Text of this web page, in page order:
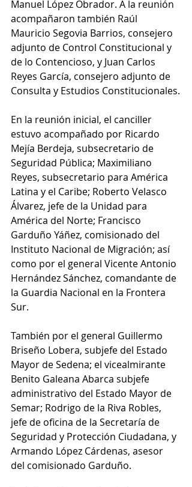
Manuel López Obrador. A la reunión
acompañaron también Raúl
Mauricio Segovia Barrios, consejero
adjunto de Control Constitucional y
de lo Contencioso, y Juan Carlos
Reyes García, consejero adjunto de
Consulta y Estudios Constitucionales.
En la reunión inicial, el canciller
estuvo acompañado por Ricardo
Mejía Berdeja, subsecretario de
Seguridad Pública; Maximiliano
Reyes, subsecretario para América
Latina y el Caribe; Roberto Velasco
Álvarez, jefe de la Unidad para
América del Norte; Francisco
Garduño Yáñez, comisionado del
Instituto Nacional de Migración; así
como por el general Vicente Antonio
Hernández Sánchez, comandante de
la Guardia Nacional en la Frontera
Sur.
También por el general Guillermo
Briseño Lobera, subjefe del Estado
Mayor de Sedena; el vicealmirante
Benito Galeana Abarca subjefe
administrativo del Estado Mayor de
Semar; Rodrigo de la Riva Robles,
jefe de oficina de la Secretaría de
Seguridad y Protección Ciudadana, y
Armando López Cárdenas, asesor
del comisionado Garduño.